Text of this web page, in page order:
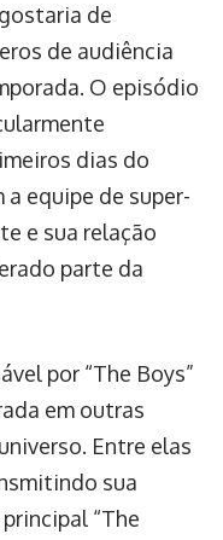
de
de audiência
O episódio
dias do
equipe de super-
e sua relação
parte da
por “The Boys”
em outras
Entre elas
sua
“The